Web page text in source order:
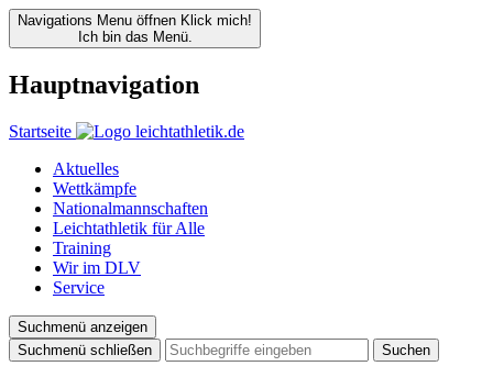
Navigations Menu öffnen Klick mich!
Ich bin das Menü.
Hauptnavigation
Startseite
Aktuelles
Wettkämpfe
Nationalmannschaften
Leichtathletik für Alle
Training
Wir im DLV
Service
Suchmenü anzeigen
Suchmenü schließen
Suchen